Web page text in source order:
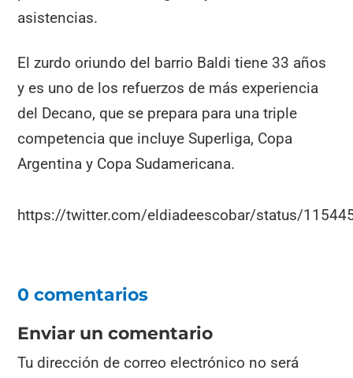
asistencias.
El zurdo oriundo del barrio Baldi tiene 33 años
y es uno de los refuerzos de más experiencia
del Decano, que se prepara para una triple
competencia que incluye Superliga, Copa
Argentina y Copa Sudamericana.
https://twitter.com/eldiadeescobar/status/
0 comentarios
Enviar un comentario
Tu dirección de correo electrónico no será